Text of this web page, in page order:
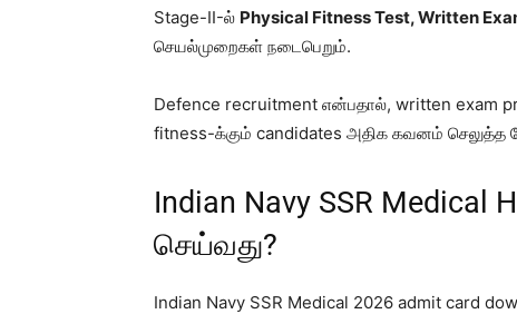
Stage-II-ல் Physical Fitness Test, Written
செயல்முறைகள் நடைபெறும்.
Defence recruitment என்பதால், written exam
fitness-க்கும் candidates அதிக கவனம் செலுத்த
Indian Navy SSR Medical
செய்வது?
Indian Navy SSR Medical 2026 admit card